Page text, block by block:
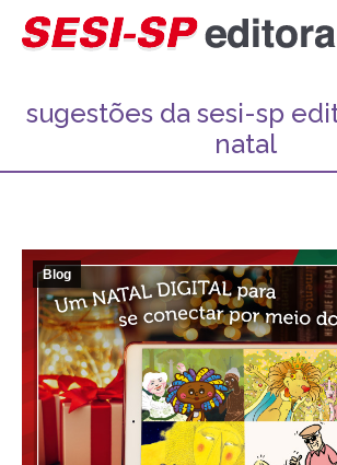
sugestões da sesi-sp
natal
Você está aqui:
Blog